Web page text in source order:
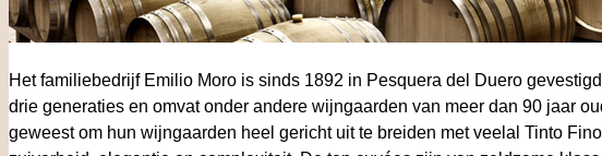
Het familiebedrijf Emilio Moro is sinds 1892 in Pesquera del Duero
drie generaties en omvat onder andere wijngaarden van meer dan 90 jaar
geweest om hun wijngaarden heel gericht uit te breiden met veelal Tinto